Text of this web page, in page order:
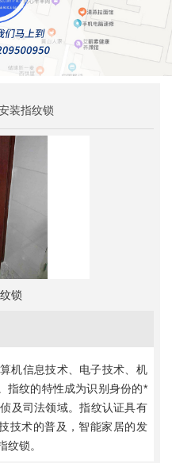
装指纹锁
锁
机信息技术、电子技术、机
指纹的特性成为识别身份的*
及司法领域。指纹认证具有
技术的普及，智能家居的发
纹锁。